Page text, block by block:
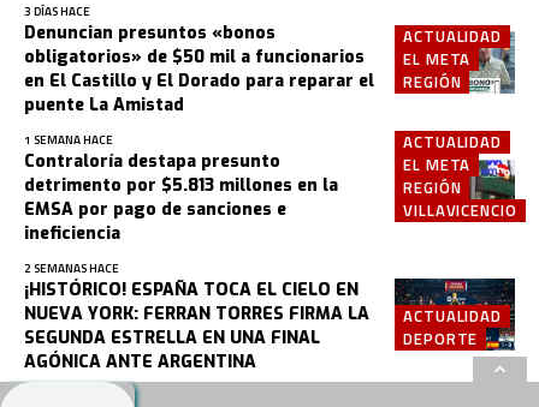
3 DÍAS HACE
ACTUALIDAD
EL META
REGIÓN
Denuncian presuntos «bonos
obligatorios» de $50 mil a funcionarios
en El Castillo y El Dorado para reparar el
puente La Amistad
1 SEMANA HACE
ACTUALIDAD
EL META
REGIÓN
VILLAVICENCIO
Contraloría destapa presunto
detrimento por $5.813 millones en la
EMSA por pago de sanciones e
ineficiencia
2 SEMANAS HACE
ACTUALIDAD
DEPORTE
¡HISTÓRICO! ESPAÑA TOCA EL CIELO EN
NUEVA YORK: FERRAN TORRES FIRMA LA
SEGUNDA ESTRELLA EN UNA FINAL
AGÓNICA ANTE ARGENTINA